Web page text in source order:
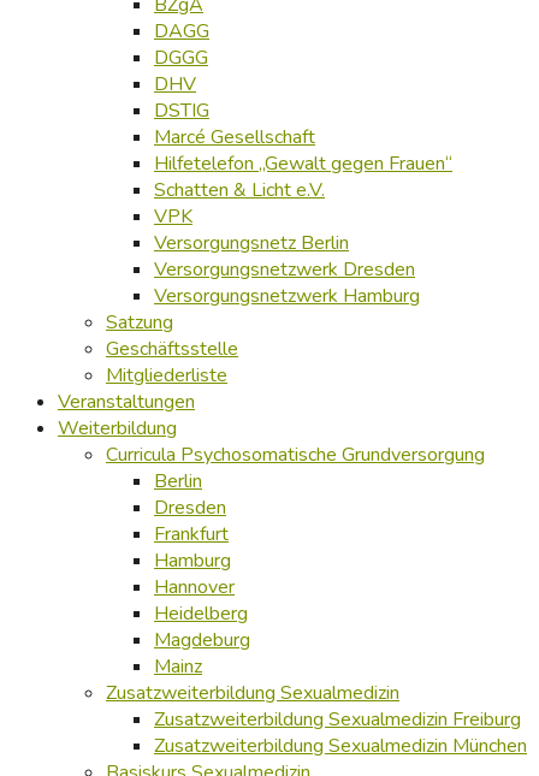
DAGG
DGGG
DHV
DSTIG
Marcé Gesellschaft
Hilfetelefon „Gewalt gegen Frauen“
Schatten & Licht e.V.
VPK
Versorgungsnetz Berlin
Versorgungsnetzwerk Dresden
Versorgungsnetzwerk Hamburg
Satzung
Geschäftsstelle
Mitgliederliste
Veranstaltungen
Weiterbildung
Curricula Psychosomatische Grundversorgung
Berlin
Dresden
Frankfurt
Hamburg
Hannover
Heidelberg
Magdeburg
Mainz
Zusatzweiterbildung Sexualmedizin
Zusatzweiterbildung Sexualmedizin Freiburg
Zusatzweiterbildung Sexualmedizin München